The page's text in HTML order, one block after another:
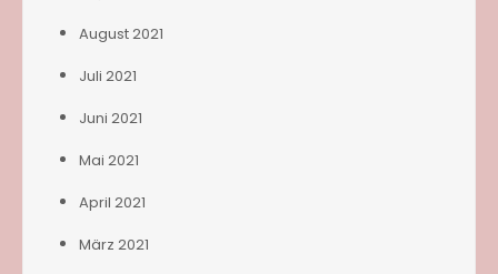
August 2021
Juli 2021
Juni 2021
Mai 2021
April 2021
März 2021